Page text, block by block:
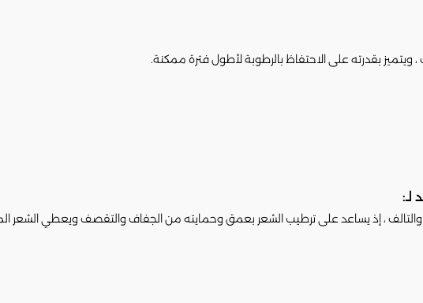
ويتميز بقدرته على الاحتفاظ بالرطوبة لأطول فترة ممكنة.
لـ:
، إذ يساعد على ترطيب الشعر بعمق وحمايته من الجفاف والتقصف ويعطي الشعر